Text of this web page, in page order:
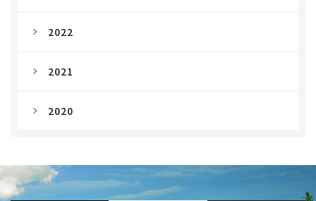
2022
2021
2020